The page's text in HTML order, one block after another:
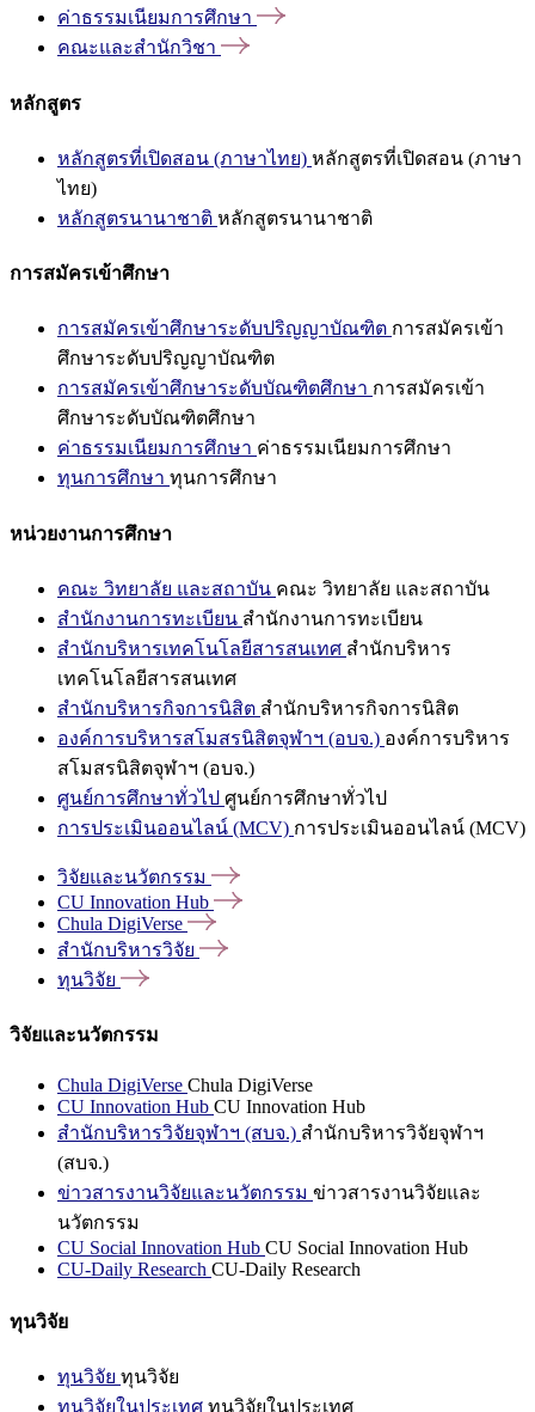
ค่าธรรมเนียมการศึกษา
คณะและสำนักวิชา
หลักสูตร
หลักสูตรที่เปิดสอน (ภาษาไทย) หลักสูตรที่เปิดสอน (ภาษา
ไทย)
หลักสูตรนานาชาติ หลักสูตรนานาชาติ
การสมัครเข้าศึกษา
การสมัครเข้าศึกษาระดับปริญญาบัณฑิต การสมัครเข้า
ศึกษาระดับปริญญาบัณฑิต
การสมัครเข้าศึกษาระดับบัณฑิตศึกษา การสมัครเข้า
ศึกษาระดับบัณฑิตศึกษา
ค่าธรรมเนียมการศึกษา ค่าธรรมเนียมการศึกษา
ทุนการศึกษา ทุนการศึกษา
หน่วยงานการศึกษา
คณะ วิทยาลัย และสถาบัน คณะ วิทยาลัย และสถาบัน
สำนักงานการทะเบียน สำนักงานการทะเบียน
สำนักบริหารเทคโนโลยีสารสนเทศ สำนักบริหาร
เทคโนโลยีสารสนเทศ
สำนักบริหารกิจการนิสิต สำนักบริหารกิจการนิสิต
องค์การบริหารสโมสรนิสิตจุฬาฯ (อบจ.) องค์การบริหาร
สโมสรนิสิตจุฬาฯ (อบจ.)
ศูนย์การศึกษาทั่วไป ศูนย์การศึกษาทั่วไป
การประเมินออนไลน์ (MCV) การประเมินออนไลน์ (MCV)
วิจัยและนวัตกรรม
CU Innovation Hub
Chula DigiVerse
สำนักบริหารวิจัย
ทุนวิจัย
วิจัยและนวัตกรรม
Chula DigiVerse Chula DigiVerse
CU Innovation Hub CU Innovation Hub
สำนักบริหารวิจัยจุฬาฯ (สบจ.) สำนักบริหารวิจัยจุฬาฯ
(สบจ.)
ข่าวสารงานวิจัยและนวัตกรรม ข่าวสารงานวิจัยและ
นวัตกรรม
CU Social Innovation Hub CU Social Innovation Hub
CU-Daily Research CU-Daily Research
ทุนวิจัย
ทุนวิจัย ทุนวิจัย
ทุนวิจัยในประเทศ ทุนวิจัยในประเทศ